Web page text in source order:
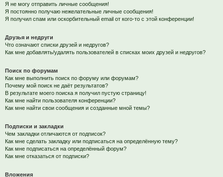
Я не могу отправить личные сообщения!
Я постоянно получаю нежелательные личные сообщения!
Я получил спам или оскорбительный email от кого-то с этой конференции!
Друзья и недруги
Что означают списки друзей и недругов?
Как мне добавлять/удалять пользователей в списках моих друзей и недругов?
Поиск по форумам
Как мне выполнить поиск по форуму или форумам?
Почему мой поиск не даёт результатов?
В результате моего поиска я получил пустую страницу!
Как мне найти пользователя конференции?
Как мне найти свои сообщения и созданные мной темы?
Подписки и закладки
Чем закладки отличаются от подписок?
Как мне сделать закладку или подписаться на определённую тему?
Как мне подписаться на определённый форум?
Как мне отказаться от подписки?
Вложения